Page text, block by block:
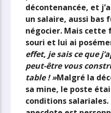
décontenancée, et
un salaire, aussi bas
négocier. Mais cette
souri et lui ai
effet, je sais ce que
peut-être vous
table ! »Malgré la
sa mine, le poste
conditions